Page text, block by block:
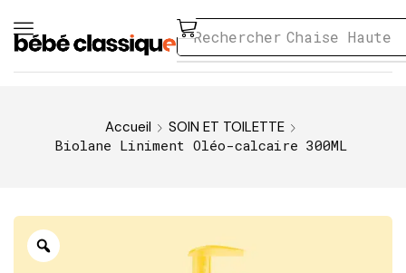
Rechercher Chaise Haute
Accueil
SOIN ET TOILETTE
Biolane Liniment Oléo-calcaire 300ML